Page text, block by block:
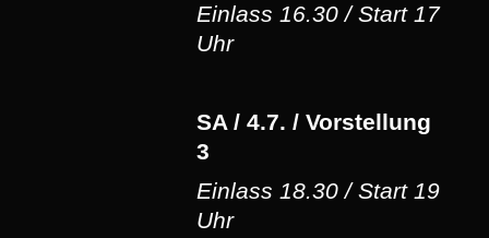
Einlass 16.30 / Start 17
Uhr
SA / 4.7. / Vorstellung
3
Einlass 18.30 / Start 19
Uhr